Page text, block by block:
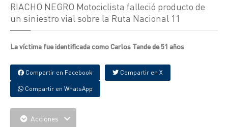
RIACHO NEGRO Motociclista falleció producto de
un siniestro vial sobre la Ruta Nacional 11
La víctima fue identificada como Carlos Tande de 51 años
Compartir en Facebook Compartir en X
Compartir en WhatsApp
Acciones